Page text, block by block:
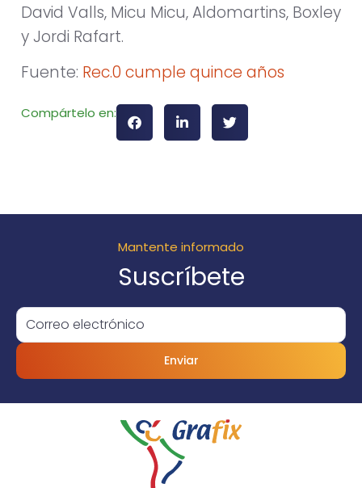
David Valls, Micu Micu, Aldomartins, Boxley
y Jordi Rafart.
Fuente: Rec.0 cumple quince años
Compártelo en:
Mantente informado
Suscríbete
Enviar